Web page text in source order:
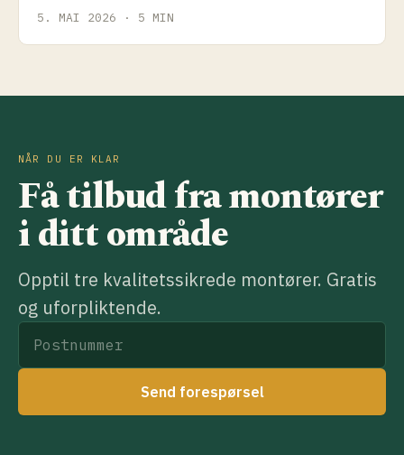
riktige valget for norske forhold i 2026.
5. MAI 2026 · 5 MIN
NÅR DU ER KLAR
Få tilbud fra montører
i ditt område
Opptil tre kvalitetssikrede montører. Gratis
og uforpliktende.
Send forespørsel